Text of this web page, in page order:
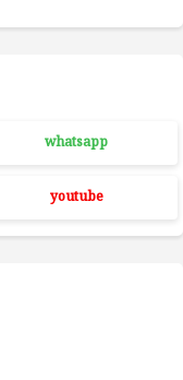
whatsapp
youtube